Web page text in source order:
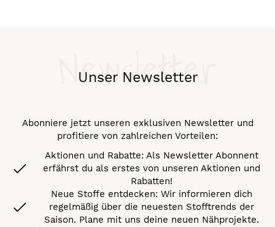
Unser Newsletter
Newsletter
Abonniere jetzt unseren exklusiven Newsletter und
profitiere von zahlreichen Vorteilen:
Aktionen und Rabatte: Als Newsletter Abonnent
erfährst du als erstes von unseren Aktionen und
Rabatten!
Neue Stoffe entdecken: Wir informieren dich
regelmäßig über die neuesten Stofftrends der
Saison. Plane mit uns deine neuen Nähprojekte.